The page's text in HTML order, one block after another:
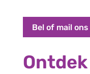
Bel of mail ons